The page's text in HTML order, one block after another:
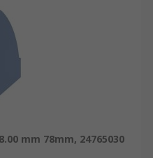
mm 78mm, 24765030